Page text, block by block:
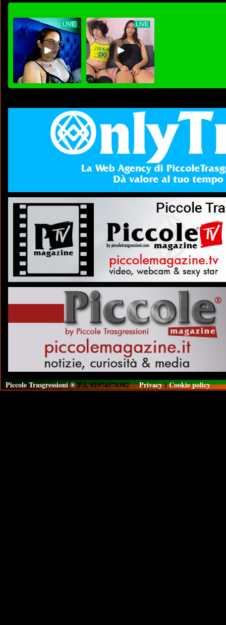
Piccole Trasgressioni ®P.I. 01974570382Privacy|Cookie policy